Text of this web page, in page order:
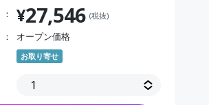
¥27,546 (税抜)
オープン価格
お取り寄せ